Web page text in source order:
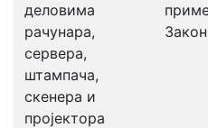
деловима
рачунара,
сервера,
штампача,
скенера и
пројектора
Закон